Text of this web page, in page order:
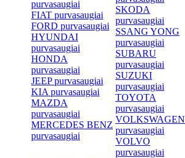
purvasaugiai
FIAT purvasaugiai
FORD purvasaugiai
HYUNDAI
purvasaugiai
HONDA
purvasaugiai
JEEP purvasaugiai
KIA purvasaugiai
MAZDA
purvasaugiai
MERCEDES BENZ
purvasaugiai
SKODA
purvasaugiai
SSANG YONG
purvasaugiai
SUBARU
purvasaugiai
SUZUKI
purvasaugiai
TOYOTA
purvasaugiai
VOLKSWAGEN
purvasaugiai
VOLVO
purvasaugiai